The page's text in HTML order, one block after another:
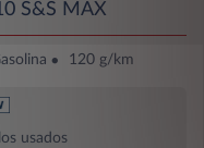
S&S MAX
120 g/km
usados